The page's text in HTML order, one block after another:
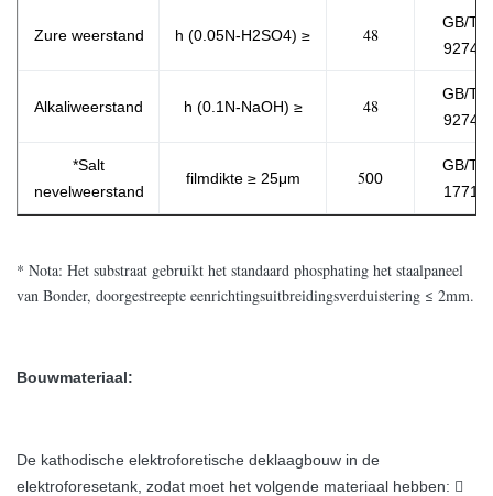
Zure weerstand h (0.05N-H2SO4) ≥ 48
GB/T
9274
Alkaliweerstand h (0.1N-NaOH) ≥ 48
GB/T
9274
*Salt
nevelweerstand
filmdikte ≥ 25μm 500
GB/T
1771
* Nota: Het substraat gebruikt het standaard phosphating het staalpaneel
van Bonder, doorgestreepte eenrichtingsuitbreidingsverduistering ≤ 2mm.
Bouwmateriaal:
De kathodische elektroforetische deklaagbouw in de
elektroforesetank, zodat moet het volgende materiaal hebben: 